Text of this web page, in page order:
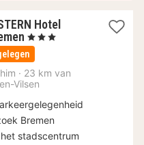
Hotel
2
nachten
vanaf
71
€
, 3 Sterren
· 23 km van
Vilsen
Bremen
stadscentrum